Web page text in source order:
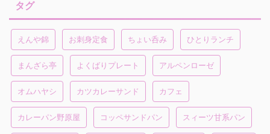
タグ
えんや錦 お刺身定食 ちょい呑み ひとりランチ
まんざら亭 よくばりプレート アルペンローゼ
オムハヤシ カツカレーサンド カフェ
カレーパン野原屋 コッペサンドパン スィーツ甘系パン